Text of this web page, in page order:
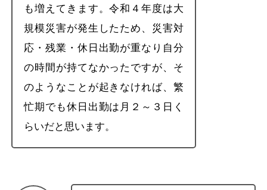
も増えてきます。令和４年度は大
規模災害が発生したため、災害対
応・残業・休日出勤が重なり自分
の時間が持てなかったですが、そ
のようなことが起きなければ、繁
忙期でも休日出勤は月２～３日く
らいだと思います。